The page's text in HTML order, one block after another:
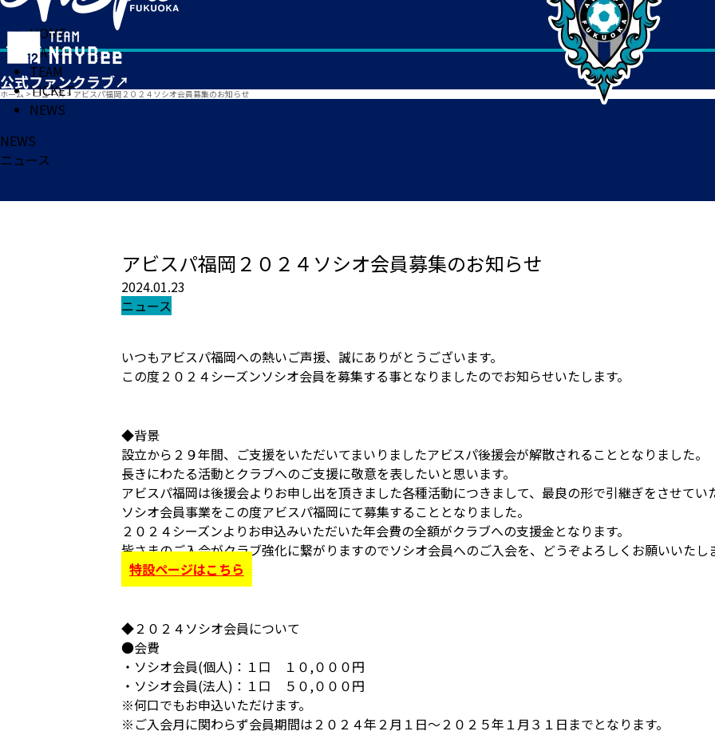
HOME
MATCH
TEAM
TICKET
NEWS
ホーム > ニュース> アビスパ福岡２０２４ソシオ会員募集のお知らせ
NEWS
ニュース
アビスパ福岡２０２４ソシオ会員募集のお知らせ
2024.01.23
ニュース
いつもアビスパ福岡への熱いご声援、誠にありがとうございます。
この度２０２４シーズンソシオ会員を募集する事となりましたのでお知らせいたします。
◆背景
設立から２９年間、ご支援をいただいてまいりましたアビスパ後援会が解散されることとなりました。
長きにわたる活動とクラブへのご支援に敬意を表したいと思います。
アビスパ福岡は後援会よりお申し出を頂きました各種活動につきまして、最良の形で引継ぎをさせてい
ソシオ会員事業をこの度アビスパ福岡にて募集することとなりました。
２０２４シーズンよりお申込みいただいた年会費の全額がクラブへの支援金となります。
皆さまのご入会がクラブ強化に繋がりますのでソシオ会員へのご入会を、どうぞよろしくお願いいたし
特設ページはこちら
◆２０２４ソシオ会員について
●会費
・ソシオ会員(個人)：１口 １０,０００円
・ソシオ会員(法人)：１口 ５０,０００円
※何口でもお申込いただけます。
※ご入会月に関わらず会員期間は２０２４年２月１日～２０２５年１月３１日までとなります。